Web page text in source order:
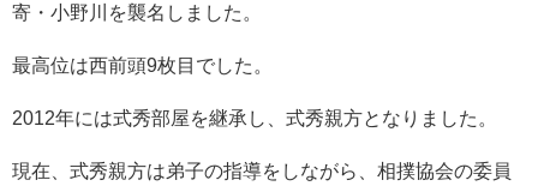
寄・小野川を襲名しました。
最高位は西前頭9枚目でした。
2012年には式秀部屋を継承し、式秀親方となりました。
現在、式秀親方は弟子の指導をしながら、相撲協会の委員